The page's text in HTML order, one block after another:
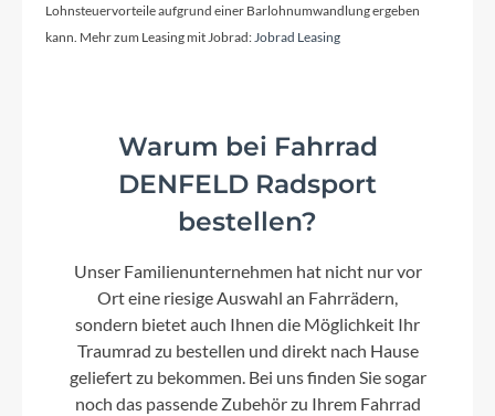
Lohnsteuervorteile aufgrund einer Barlohnumwandlung ergeben
kann. Mehr zum Leasing mit Jobrad:Jobrad Leasing
Warum bei Fahrrad
DENFELD Radsport
bestellen?
Unser Familienunternehmen hat nicht nur vor
Ort eine riesige Auswahl an Fahrrädern,
sondern bietet auch Ihnen die Möglichkeit Ihr
Traumrad zu bestellen und direkt nach Hause
geliefert zu bekommen. Bei uns finden Sie sogar
noch das passende Zubehör zu Ihrem Fahrrad